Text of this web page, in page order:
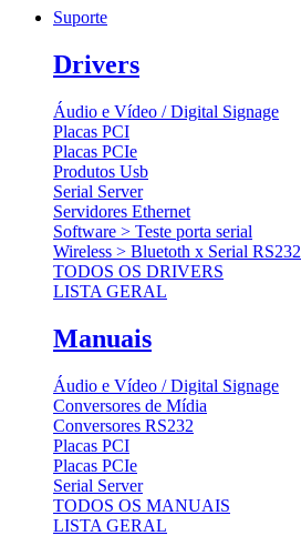
Suporte
Drivers
Áudio e Vídeo / Digital Signage
Placas PCI
Placas PCIe
Produtos Usb
Serial Server
Servidores Ethernet
Software > Teste porta serial
Wireless > Bluetoth x Serial RS232
TODOS OS DRIVERS
LISTA GERAL
Manuais
Áudio e Vídeo / Digital Signage
Conversores de Mídia
Conversores RS232
Placas PCI
Placas PCIe
Serial Server
TODOS OS MANUAIS
LISTA GERAL